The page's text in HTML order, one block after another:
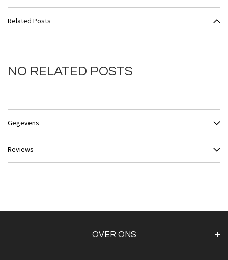
Related Posts
NO RELATED POSTS
Gegevens
Reviews
OVER ONS